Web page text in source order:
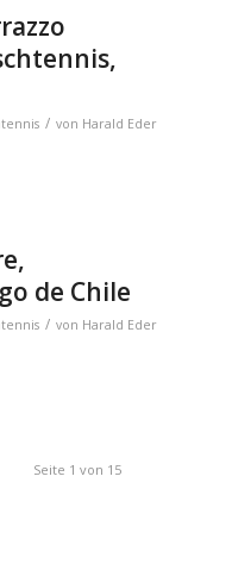
/ von Harald Eder
de Chile
/ von Harald Eder
Seite 1 von 15